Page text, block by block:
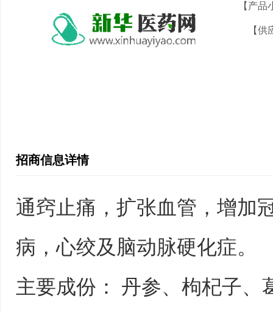
【产品
【供
招商信息详情
通窍止痛，扩张血管，增加
病，心绞及脑动脉硬化症。
主要成份： 丹参、枸杞子、